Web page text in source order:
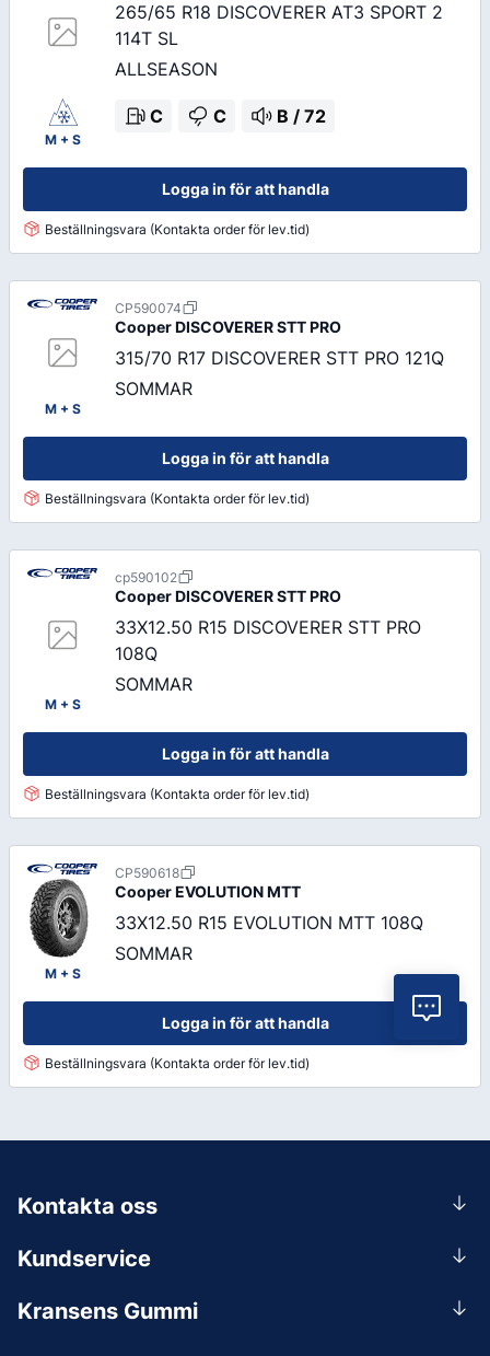
Vill
M + S
265/65 R18 DISCOVERER AT3 SPORT 2
114T SL
ALLSEASON
C C B / 72
Logga in för att handla
Beställningsvara (Kontakta order för lev.tid)
M + S
CP590074
CooperDISCOVERER STT PRO
315/70 R17 DISCOVERER STT PRO 121Q
SOMMAR
Logga in för att handla
Beställningsvara (Kontakta order för lev.tid)
M + S
cp590102
CooperDISCOVERER STT PRO
33X12.50 R15 DISCOVERER STT PRO
108Q
SOMMAR
Logga in för att handla
Beställningsvara (Kontakta order för lev.tid)
M + S
CP590618
CooperEVOLUTION MTT
33X12.50 R15 EVOLUTION MTT 108Q
SOMMAR
Logga in för att handla
Beställningsvara (Kontakta order för lev.tid)
Kundservice
Kransens Gummi
Kontakta oss
0156-409 00
Mån-Tors 07.30-16:30, Fre 07.30-15.00.
Lunchstängt 12:00-12:30